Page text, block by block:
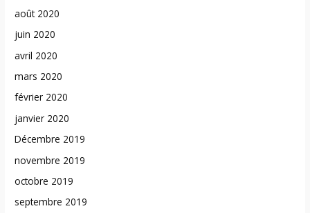
août 2020
juin 2020
avril 2020
mars 2020
février 2020
janvier 2020
Décembre 2019
novembre 2019
octobre 2019
septembre 2019